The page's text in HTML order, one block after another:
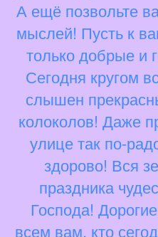
А ещё позвольте
мыслей! Пусть к
только добрые и
Сегодня кругом
слышен
колоколов! Даже
улице так по-
здорово! Вся
праздника
Господа!
всем вам, кто